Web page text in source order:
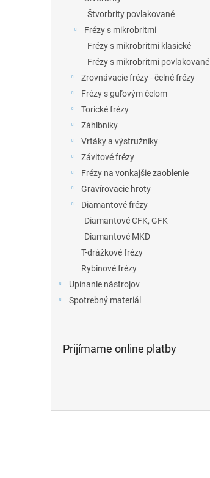
Štvorbrity povlakované
Frézy s mikrobritmi
Frézy s mikrobritmi klasické
Frézy s mikrobritmi povlakované
Zrovnávacie frézy - čelné frézy
Frézy s guľovým čelom
Torické frézy
Záhlbníky
Vrtáky a výstružníky
Závitové frézy
Frézy na vonkajšie zaoblenie
Gravírovacie hroty
Diamantové frézy
Diamantové CFK, GFK
Diamantové MKD
T-drážkové frézy
Rybinové frézy
Upínanie nástrojov
Spotrebný materiál
Prijímame online platby